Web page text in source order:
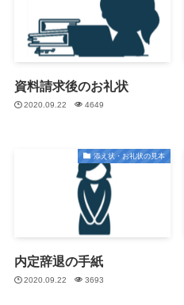
資料請求後のお礼状
2020.09.22 4649
添え状・お礼状の見本
内定辞退の手紙
2020.09.22 3693